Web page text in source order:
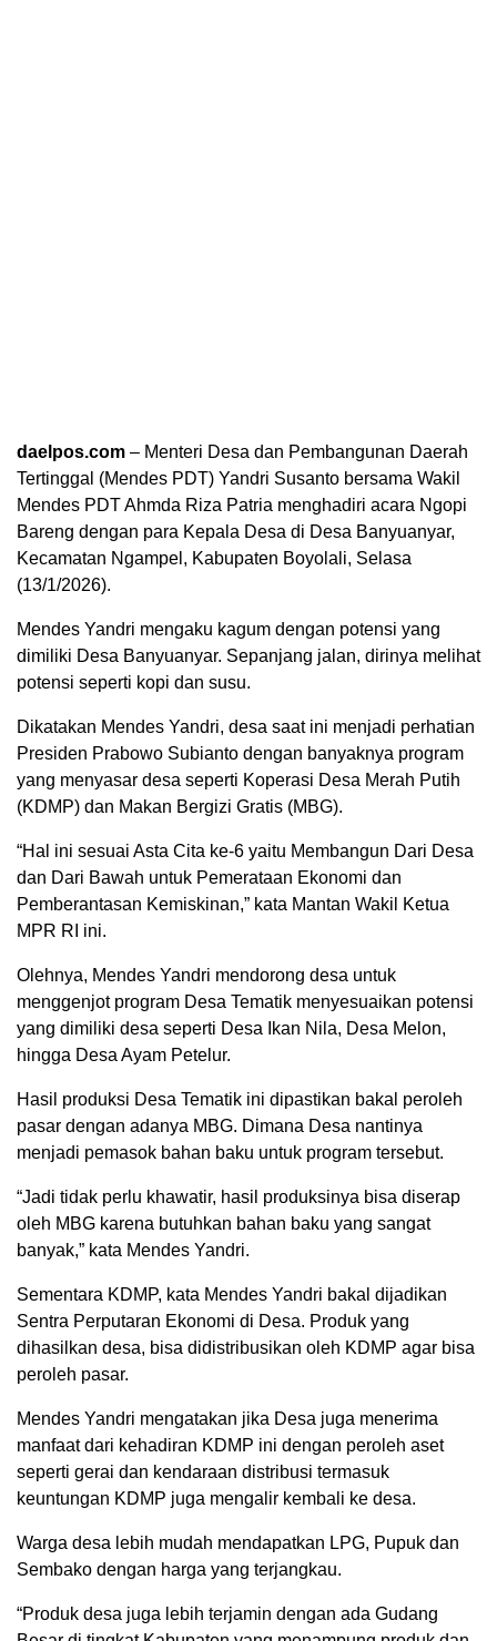
daelpos.com – Menteri Desa dan Pembangunan Daerah
Tertinggal (Mendes PDT) Yandri Susanto bersama Wakil
Mendes PDT Ahmda Riza Patria menghadiri acara Ngopi
Bareng dengan para Kepala Desa di Desa Banyuanyar,
Kecamatan Ngampel, Kabupaten Boyolali, Selasa
(13/1/2026).
Mendes Yandri mengaku kagum dengan potensi yang
dimiliki Desa Banyuanyar. Sepanjang jalan, dirinya melihat
potensi seperti kopi dan susu.
Dikatakan Mendes Yandri, desa saat ini menjadi perhatian
Presiden Prabowo Subianto dengan banyaknya program
yang menyasar desa seperti Koperasi Desa Merah Putih
(KDMP) dan Makan Bergizi Gratis (MBG).
“Hal ini sesuai Asta Cita ke-6 yaitu Membangun Dari Desa
dan Dari Bawah untuk Pemerataan Ekonomi dan
Pemberantasan Kemiskinan,” kata Mantan Wakil Ketua
MPR RI ini.
Olehnya, Mendes Yandri mendorong desa untuk
menggenjot program Desa Tematik menyesuaikan potensi
yang dimiliki desa seperti Desa Ikan Nila, Desa Melon,
hingga Desa Ayam Petelur.
Hasil produksi Desa Tematik ini dipastikan bakal peroleh
pasar dengan adanya MBG. Dimana Desa nantinya
menjadi pemasok bahan baku untuk program tersebut.
“Jadi tidak perlu khawatir, hasil produksinya bisa diserap
oleh MBG karena butuhkan bahan baku yang sangat
banyak,” kata Mendes Yandri.
Sementara KDMP, kata Mendes Yandri bakal dijadikan
Sentra Perputaran Ekonomi di Desa. Produk yang
dihasilkan desa, bisa didistribusikan oleh KDMP agar bisa
peroleh pasar.
Mendes Yandri mengatakan jika Desa juga menerima
manfaat dari kehadiran KDMP ini dengan peroleh aset
seperti gerai dan kendaraan distribusi termasuk
keuntungan KDMP juga mengalir kembali ke desa.
Warga desa lebih mudah mendapatkan LPG, Pupuk dan
Sembako dengan harga yang terjangkau.
“Produk desa juga lebih terjamin dengan ada Gudang